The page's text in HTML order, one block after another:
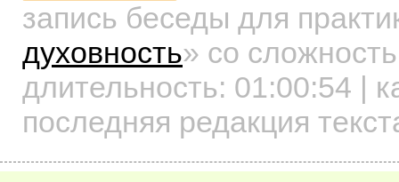
запись беседы для
духовность» со
длительность: 01:00:54 |
последняя редакция